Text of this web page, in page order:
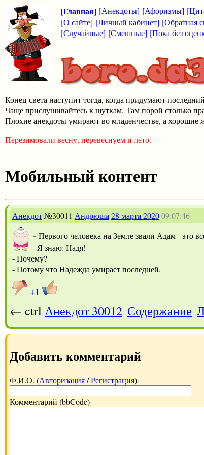
[Главная] [Анекдоты] [Афоризмы]
[О сайте] [Личный кабинет] [Обратная
[Случайные] [Смешные] [Пока без
Конец света наступит тогда, когда придумают
Чаще прислушивайтесь к шуткам. Там порой столько
Плохие анекдоты умирают во младенчестве, а хорошие
Перезимовали весну, перевеснуем и лето.
Мобильный контент
Анекдот№30011 Андрюша 28 марта 202009:07:46
- Первого человека на Земле звали Адам - это
- Я знаю: Надя!
- Почему?
- Потому что Надежда умирает последней.
+1
← ctrl Анекдот 30012 Содержание
Добавить комментарий
Ф.И.О. (Авторизация/Регистрация)
Комментарий (bbCode)